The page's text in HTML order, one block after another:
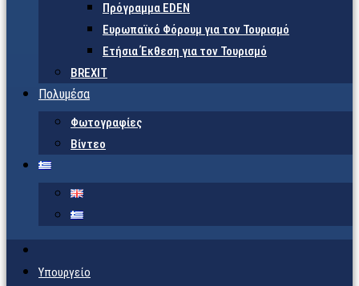
Πρόγραμμα EDEN
Ευρωπαϊκό Φόρουμ για τον Τουρισμό
Ετήσια Έκθεση για τον Τουρισμό
BREXIT
Πολυμέσα
Φωτογραφίες
Βίντεο
Υπουργείο